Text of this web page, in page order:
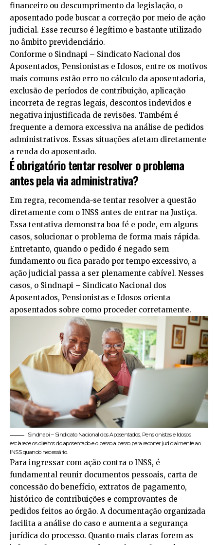
financeiro ou descumprimento da legislação, o
aposentado pode buscar a correção por meio de ação
judicial. Esse recurso é legítimo e bastante utilizado
no âmbito previdenciário.
Conforme o Sindnapi – Sindicato Nacional dos
Aposentados, Pensionistas e Idosos, entre os motivos
mais comuns estão erro no cálculo da aposentadoria,
exclusão de períodos de contribuição, aplicação
incorreta de regras legais, descontos indevidos e
negativa injustificada de revisões. Também é
frequente a demora excessiva na análise de pedidos
administrativos. Essas situações afetam diretamente
a renda do aposentado.
É obrigatório tentar resolver o problema
antes pela via administrativa?
Em regra, recomenda-se tentar resolver a questão
diretamente com o INSS antes de entrar na Justiça.
Essa tentativa demonstra boa fé e pode, em alguns
casos, solucionar o problema de forma mais rápida.
Entretanto, quando o pedido é negado sem
fundamento ou fica parado por tempo excessivo, a
ação judicial passa a ser plenamente cabível. Nesses
casos, o Sindnapi – Sindicato Nacional dos
Aposentados, Pensionistas e Idosos orienta
aposentados sobre como proceder corretamente.
Sindnapi – Sindicato Nacional dos Aposentados, Pensionistas e Idosos
esclarece os direitos do aposentado e o passo a passo para recorrer judicialmente ao
INSS quando necessário.
Para ingressar com ação contra o INSS, é
fundamental reunir documentos pessoais, carta de
concessão do benefício, extratos de pagamento,
histórico de contribuições e comprovantes de
pedidos feitos ao órgão. A documentação organizada
facilita a análise do caso e aumenta a segurança
jurídica do processo. Quanto mais claras forem as